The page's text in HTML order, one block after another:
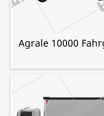
Agrale 10000